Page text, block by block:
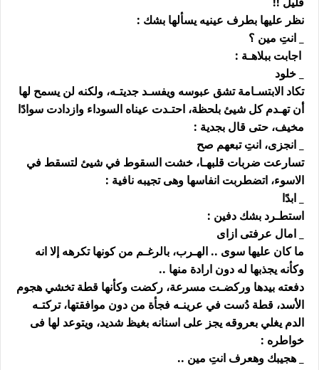
نظر عليها بطرف عينيه يسألها بشك :
_ انتِ مين ؟
اجابت ببلاهـة :
_ خلود
تكاد الابتسـامة تشق عبوسه ويفسـد جديتـه، ولكنه لن يسمح لها
أن تهـدم كل شيئ بلحظة، احتـدت عيناه السوداء وازدادت سوادًا
مخيف، حتى قال بجدية :
_ انجزى، انتِ تبعهم صح
تسارعت ضربات قلبهـا، خشت السقوط في شيئ لتسقط في
الاسوء، اتضطربت انفاسها وهى تجيبه نافية :
_ ابدًا
استطـرد بشك دفين :
_ امال عرفتى ازاى
ما كان عليها سوى .. الهـرب، بالرغـم من كونها تكرهه إلا انه
وكأنه يجذبها له دون ارادة منها ..
دفعته بيدها وركضـت مسرعة، ركضت وكأنها قطة تخشي هجوم
الأسد، قطة دُست في عرينـه فجأة من دون موافقتها، تركتـه
الدم يغلي بعروقه يجز على اسنانه بغيظ شديد، ويتوعد لها فى
خواطره :
_ هجيبك وهعرف انتِ مين ..